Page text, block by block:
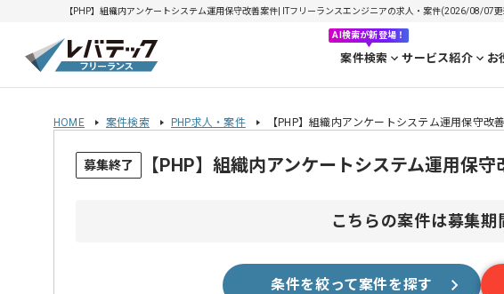
【PHP】組織内アンケートシステム運用保守改善案件| ITフリーランスエンジニアの求人・案件(2026/08/07
AI検索が新登場！
案件検索 サービス紹介 お
HOME 案件検索 PHP求人・案件 【PHP】組織内アンケートシステム運用保守改
募集終了 【PHP】組織内アンケートシステム運用保
こちらの案件は募集期
条件を絞って案件を探す